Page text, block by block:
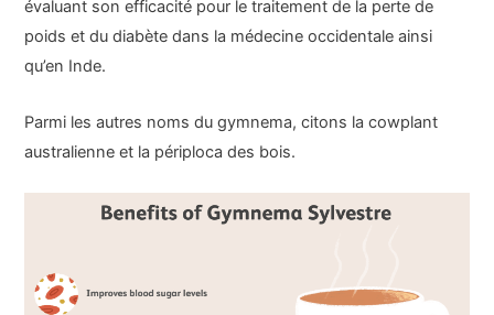
évaluant son efficacité pour le traitement de la perte de
poids et du diabète dans la médecine occidentale ainsi
qu’en Inde.
Parmi les autres noms du gymnema, citons la cowplant
australienne et la périploca des bois.